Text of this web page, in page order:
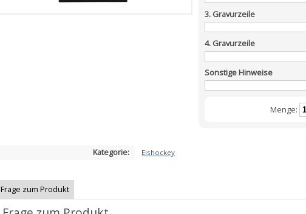
3. Gravurzeile
4. Gravurzeile
Sonstige Hinweise
Menge:
Kategorie: Eishockey
Frage zum Produkt